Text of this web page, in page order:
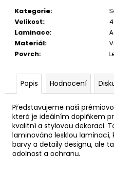
Kategorie:
Velikost:
Laminace:
Materiál:
Povrch:
Popis Hodnocení
Představujeme naši
která je ideálním doplňkem
kvalitní a stylovou dekoraci.
laminována lesklou laminací,
barvy a detaily designu, ale
odolnost a ochranu.
39
Kč